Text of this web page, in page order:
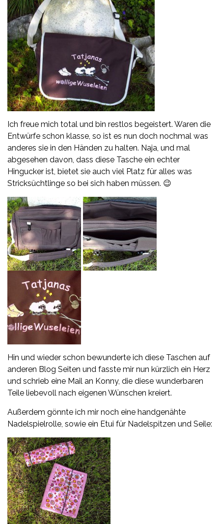
Ich freue mich total und bin restlos begeistert. Waren die
Entwürfe schon klasse, so ist es nun doch nochmal was
anderes sie in den Händen zu halten. Naja, und mal
abgesehen davon, dass diese Tasche ein echter
Hingucker ist, bietet sie auch viel Platz für alles was
Stricksüchtlinge so bei sich haben müssen. 😉
Hin und wieder schon bewunderte ich diese Taschen auf
anderen Blog Seiten und fasste mir nun kürzlich ein Herz
und schrieb eine Mail an Konny, die diese wunderbaren
Teile liebevoll nach eigenen Wünschen kreiert.
Außerdem gönnte ich mir noch eine handgenähte
Nadelspielrolle, sowie ein Etui für Nadelspitzen und Seile: